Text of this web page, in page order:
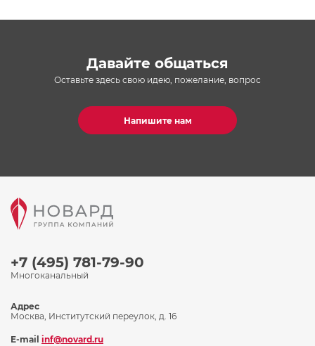
Давайте общаться
Оставьте здесь свою идею, пожелание, вопрос
Напишите нам
+7 (495) 781-79-90
Многоканальный
Адрес
Москва, Институтский переулок, д. 16
E-mail inf@novard.ru